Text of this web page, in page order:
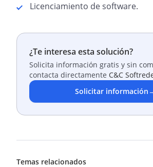
Licenciamiento de software.
¿Te interesa esta solución?
Solicita información gratis y sin
contacta directamente C&C
Solicitar información
Temas relacionados